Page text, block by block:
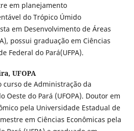
em planejamento
do Trópico Úmido
em Desenvolvimento de Áreas
possui graduação em Ciências
Federal do Pará(UFPA).
UFOPA
curso de Administração da
Oeste do Pará (UFOPA). Doutor em
pela Universidade Estadual de
em Ciências Econômicas pela